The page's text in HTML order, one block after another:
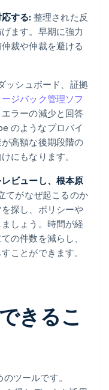
する: 整理された反
ます。早期に強力
裁や仲裁を避ける
ッシュボード、証拠
ジバック管理ソフ
ラーの減少と回答
のようなプロバイ
高額な後期段階の
にもなります。
ビューし、根本原
てがなぜ起こるのか
探し、ポリシーや
しょう。時間が経
の件数を減らし、
ことができます。
きるこ
ツールです。